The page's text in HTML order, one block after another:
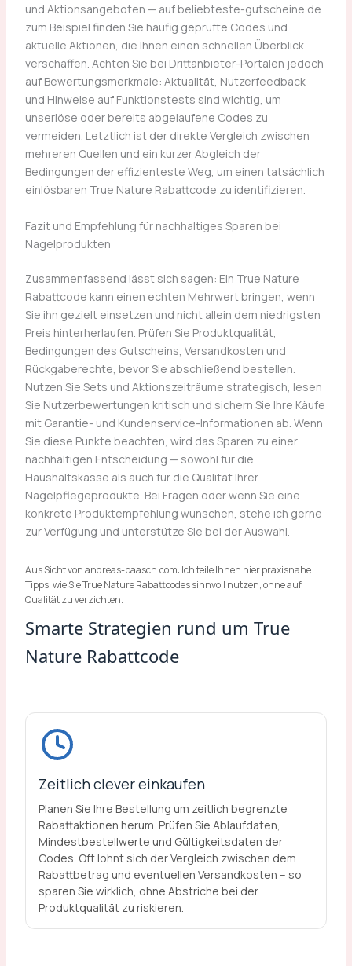
und Aktionsangeboten — auf beliebteste-gutscheine.de
zum Beispiel finden Sie häufig geprüfte Codes und
aktuelle Aktionen, die Ihnen einen schnellen Überblick
verschaffen. Achten Sie bei Drittanbieter-Portalen jedoch
auf Bewertungsmerkmale: Aktualität, Nutzerfeedback
und Hinweise auf Funktionstests sind wichtig, um
unseriöse oder bereits abgelaufene Codes zu
vermeiden. Letztlich ist der direkte Vergleich zwischen
mehreren Quellen und ein kurzer Abgleich der
Bedingungen der effizienteste Weg, um einen tatsächlich
einlösbaren True Nature Rabattcode zu identifizieren.
Fazit und Empfehlung für nachhaltiges Sparen bei
Nagelprodukten
Zusammenfassend lässt sich sagen: Ein True Nature
Rabattcode kann einen echten Mehrwert bringen, wenn
Sie ihn gezielt einsetzen und nicht allein dem niedrigsten
Preis hinterherlaufen. Prüfen Sie Produktqualität,
Bedingungen des Gutscheins, Versandkosten und
Rückgaberechte, bevor Sie abschließend bestellen.
Nutzen Sie Sets und Aktionszeiträume strategisch, lesen
Sie Nutzerbewertungen kritisch und sichern Sie Ihre Käufe
mit Garantie- und Kundenservice-Informationen ab. Wenn
Sie diese Punkte beachten, wird das Sparen zu einer
nachhaltigen Entscheidung — sowohl für die
Haushaltskasse als auch für die Qualität Ihrer
Nagelpflegeprodukte. Bei Fragen oder wenn Sie eine
konkrete Produktempfehlung wünschen, stehe ich gerne
zur Verfügung und unterstütze Sie bei der Auswahl.
Aus Sicht von andreas-paasch.com: Ich teile Ihnen hier praxisnahe
Tipps, wie Sie True Nature Rabattcodes sinnvoll nutzen, ohne auf
Qualität zu verzichten.
Smarte Strategien rund um True
Nature Rabattcode
Zeitlich clever einkaufen
Planen Sie Ihre Bestellung um zeitlich begrenzte
Rabattaktionen herum. Prüfen Sie Ablaufdaten,
Mindestbestellwerte und Gültigkeitsdaten der
Codes. Oft lohnt sich der Vergleich zwischen dem
Rabattbetrag und eventuellen Versandkosten – so
sparen Sie wirklich, ohne Abstriche bei der
Produktqualität zu riskieren.